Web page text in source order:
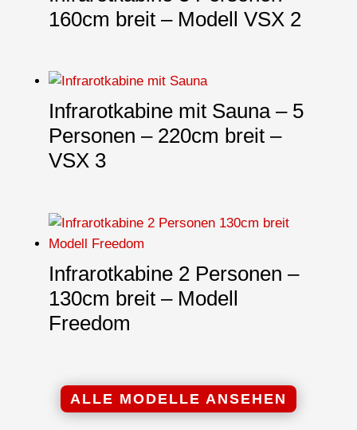
160cm breit – Modell VSX 2
Infrarotkabine mit Sauna – 5
Personen – 220cm breit –
VSX 3
Infrarotkabine 2 Personen –
130cm breit – Modell
Freedom
ALLE MODELLE ANSEHEN